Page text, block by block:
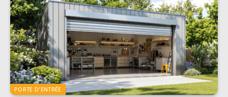
PORTE D'ENTRÉE